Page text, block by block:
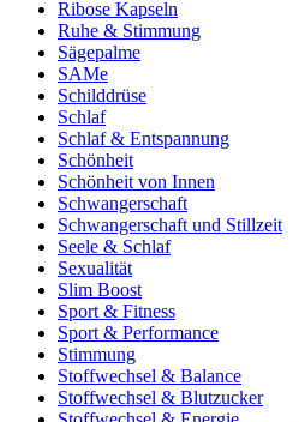
Ribose Kapseln
Ruhe & Stimmung
Sägepalme
SAMe
Schilddrüse
Schlaf
Schlaf & Entspannung
Schönheit
Schönheit von Innen
Schwangerschaft
Schwangerschaft und Stillzeit
Seele & Schlaf
Sexualität
Slim Boost
Sport & Fitness
Sport & Performance
Stimmung
Stoffwechsel & Balance
Stoffwechsel & Blutzucker